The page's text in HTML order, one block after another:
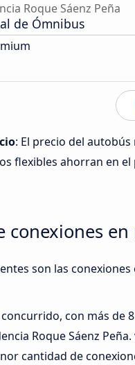
Roque Sáenz Peña
de Ómnibus
: El precio del
flexibles ahorran en
conexiones
son las
con más de
Roque Sáenz Peña.
cantidad de